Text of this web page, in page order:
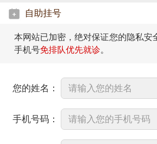
自助挂号
本网站已加密，绝对保证您的隐私安
手机号免排队优先就诊。
您的姓名：
手机号码：